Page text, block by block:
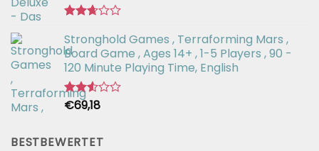
mit
2.64
von 5
Stronghold Games , Terraforming Mars ,
Board Game , Ages 14+ , 1-5 Players , 90 -
120 Minute Playing Time, English
Bewertet
von 5
€69,18
BESTBEWERTET